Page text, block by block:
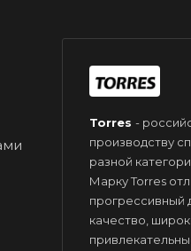
Torres -
производству
разной
Марку Torres
прогрессивный
качество,